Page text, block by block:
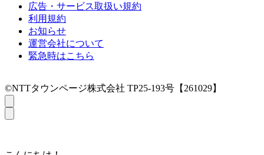
広告・サービス取扱い規約
利用規約
お知らせ
運営会社について
緊急時はこちら
©NTTタウンページ株式会社 TP25-193号【261029】